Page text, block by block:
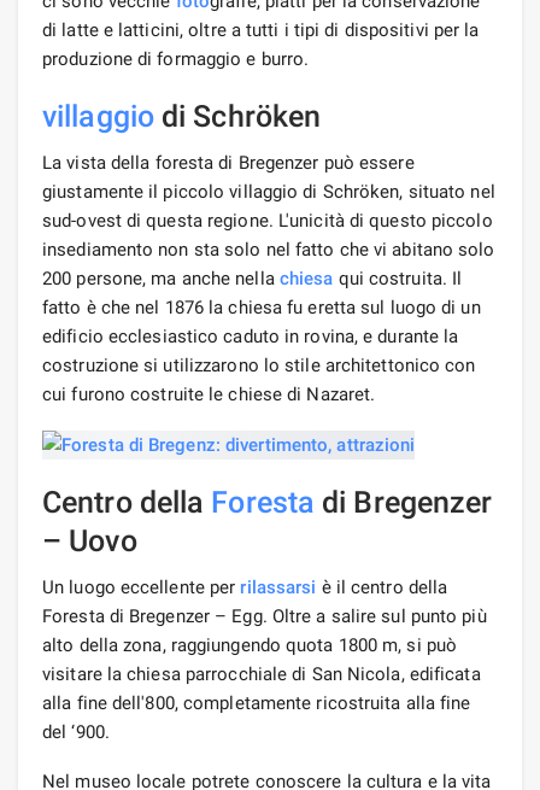
di latte e latticini, oltre a tutti i tipi di dispositivi per la
produzione di formaggio e burro.
villaggiodi Schröken
La vista della foresta di Bregenzer può essere
giustamente il piccolo villaggio di Schröken, situato nel
sud-ovest di questa regione. L'unicità di questo piccolo
insediamento non sta solo nel fatto che vi abitano solo
200 persone, ma anche nella chiesa qui costruita. Il
fatto è che nel 1876 la chiesa fu eretta sul luogo di un
edificio ecclesiastico caduto in rovina, e durante la
costruzione si utilizzarono lo stile architettonico con
cui furono costruite le chiese di Nazaret.
Centro della Foresta di Bregenzer
– Uovo
Un luogo eccellente per rilassarsi è il centro della
Foresta di Bregenzer – Egg. Oltre a salire sul punto più
alto della zona, raggiungendo quota 1800 m, si può
visitare la chiesa parrocchiale di San Nicola, edificata
alla fine dell'800, completamente ricostruita alla fine
del ‘900.
Nel museo locale potrete conoscere la cultura e la vita